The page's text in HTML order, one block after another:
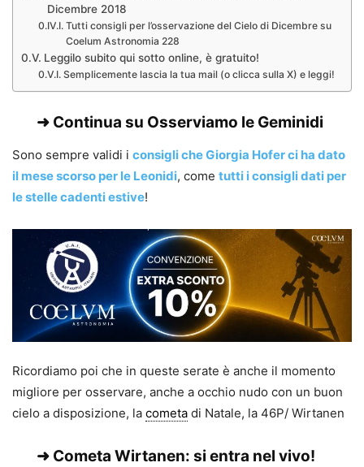
Dicembre 2018
Tutti consigli per l’osservazione del Cielo di Dicembre su
Coelum Astronomia 228
Leggilo subito qui sotto online, è gratuito!
Semplicemente lascia la tua mail (o clicca sulla X) e leggi!
➜ Continua su Osserviamo le Geminidi
Sono sempre validi i consigli che Giorgia Hofer ci ha dato
il mese scorso per le Leonidi, come tutti i consigli dati per
le stelle cadenti estive!
Ricordiamo poi che in queste serate è anche il momento
migliore per osservare, anche a occhio nudo con un buon
cielo a disposizione, la cometa di Natale, la 46P/ Wirtanen
➜ Cometa Wirtanen: si entra nel vivo!